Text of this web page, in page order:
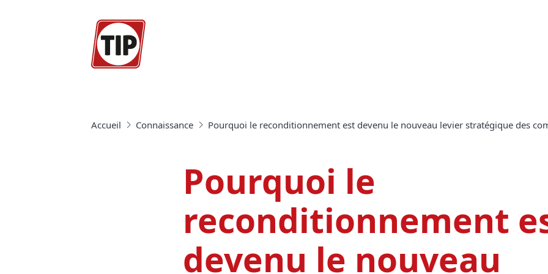
Accueil Connaissance Pourquoi le reconditionnement est devenu le nouveau levier stratégique des
Pourquoi le
reconditionnement
devenu le nouveau